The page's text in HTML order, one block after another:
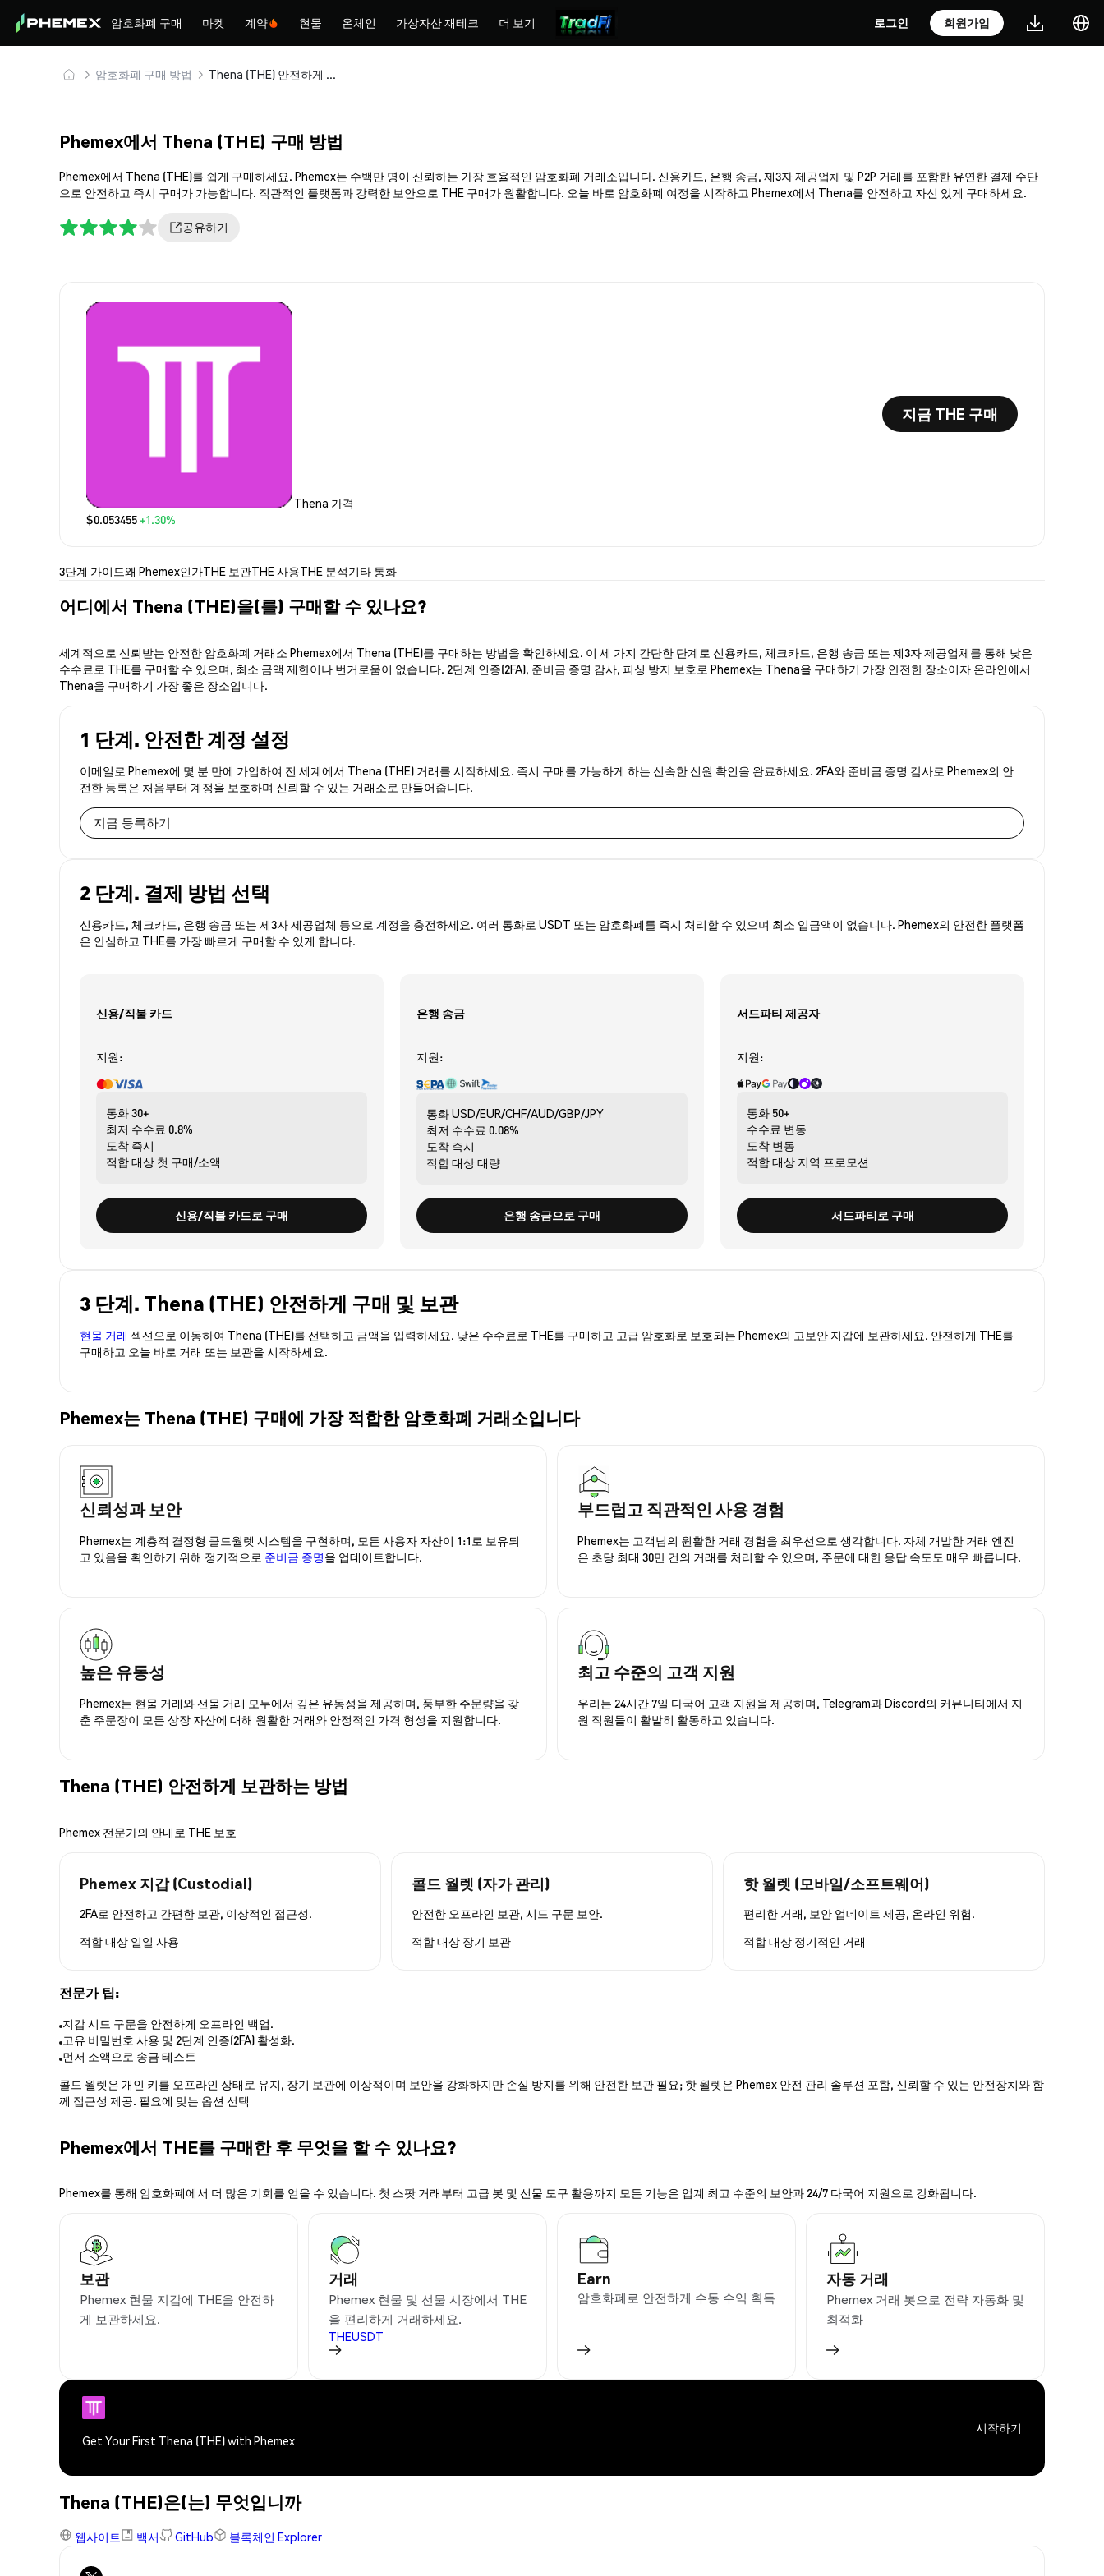
암호화폐 구매 마켓 계약 현물 온체인 가상자산 재테크 더 보기 로그인 회원가입
암호화폐 구매 방법 Thena (THE) 안전하게 구매 및 보관
Phemex에서 Thena (THE) 구매 방법
Phemex에서 Thena (THE)를 쉽게 구매하세요. Phemex는 수백만 명이 신뢰하는 가장 효율적인 암호화폐 거래소입니다. 신용카드, 은행 송금, 제3자 제공업체 및 P2P 거래를 포함한 유연한 결제 수단
으로 안전하고 즉시 구매가 가능합니다. 직관적인 플랫폼과 강력한 보안으로 THE 구매가 원활합니다. 오늘 바로 암호화폐 여정을 시작하고 Phemex에서 Thena를 안전하고 자신 있게 구매하세요.
공유하기
Thena 가격
$0.053455+1.30%
지금 THE 구매
3단계 가이드왜 Phemex인가THE 보관THE 사용THE 분석기타 통화
어디에서 Thena (THE)을(를) 구매할 수 있나요?
세계적으로 신뢰받는 안전한 암호화폐 거래소 Phemex에서 Thena (THE)를 구매하는 방법을 확인하세요. 이 세 가지 간단한 단계로 신용카드, 체크카드, 은행 송금 또는 제3자 제공업체를 통해 낮은
수수료로 THE를 구매할 수 있으며, 최소 금액 제한이나 번거로움이 없습니다. 2단계 인증(2FA), 준비금 증명 감사, 피싱 방지 보호로 Phemex는 Thena을 구매하기 가장 안전한 장소이자 온라인에서
Thena을 구매하기 가장 좋은 장소입니다.
1 단계. 안전한 계정 설정
이메일로 Phemex에 몇 분 만에 가입하여 전 세계에서 Thena (THE) 거래를 시작하세요. 즉시 구매를 가능하게 하는 신속한 신원 확인을 완료하세요. 2FA와 준비금 증명 감사로 Phemex의 안
전한 등록은 처음부터 계정을 보호하며 신뢰할 수 있는 거래소로 만들어줍니다.
지금 등록하기
2 단계. 결제 방법 선택
신용카드, 체크카드, 은행 송금 또는 제3자 제공업체 등으로 계정을 충전하세요. 여러 통화로 USDT 또는 암호화폐를 즉시 처리할 수 있으며 최소 입금액이 없습니다. Phemex의 안전한 플랫폼
은 안심하고 THE를 가장 빠르게 구매할 수 있게 합니다.
신용/직불 카드
지원:
통화30+
최저 수수료 0.8%
도착 즉시
적합 대상 첫 구매/소액
신용/직불 카드로 구매
은행 송금
지원:
통화USD/EUR/CHF/AUD/GBP/JPY
최저 수수료 0.08%
도착 즉시
적합 대상대량
은행 송금으로 구매
서드파티 제공자
지원:
통화 50+
수수료 변동
도착 변동
적합 대상 지역 프로모션
서드파티로 구매
3 단계. Thena (THE) 안전하게 구매 및 보관
현물 거래 섹션으로 이동하여 Thena (THE)를 선택하고 금액을 입력하세요. 낮은 수수료로 THE를 구매하고 고급 암호화로 보호되는 Phemex의 고보안 지갑에 보관하세요. 안전하게 THE를
구매하고 오늘 바로 거래 또는 보관을 시작하세요.
Phemex는 Thena (THE) 구매에 가장 적합한 암호화폐 거래소입니다
신뢰성과 보안
Phemex는 계층적 결정형 콜드월렛 시스템을 구현하며, 모든 사용자 자산이 1:1로 보유되
고 있음을 확인하기 위해 정기적으로 준비금 증명을 업데이트합니다.
부드럽고 직관적인 사용 경험
Phemex는 고객님의 원활한 거래 경험을 최우선으로 생각합니다. 자체 개발한 거래 엔진
은 초당 최대 30만 건의 거래를 처리할 수 있으며, 주문에 대한 응답 속도도 매우 빠릅니다.
높은 유동성
Phemex는 현물 거래와 선물 거래 모두에서 깊은 유동성을 제공하며, 풍부한 주문량을 갖
춘 주문장이 모든 상장 자산에 대해 원활한 거래와 안정적인 가격 형성을 지원합니다.
최고 수준의 고객 지원
우리는 24시간 7일 다국어 고객 지원을 제공하며, Telegram과 Discord의 커뮤니티에서 지
원 직원들이 활발히 활동하고 있습니다.
Thena (THE) 안전하게 보관하는 방법
Phemex 전문가의 안내로 THE 보호
Phemex 지갑 (Custodial)
2FA로 안전하고 간편한 보관, 이상적인 접근성.
적합 대상 일일 사용
콜드 월렛 (자가 관리)
안전한 오프라인 보관, 시드 구문 보안.
적합 대상 장기 보관
핫 월렛 (모바일/소프트웨어)
편리한 거래, 보안 업데이트 제공, 온라인 위험.
적합 대상 정기적인 거래
전문가 팁:
지갑 시드 구문을 안전하게 오프라인 백업.
고유 비밀번호 사용 및 2단계 인증(2FA) 활성화.
먼저 소액으로 송금 테스트
콜드 월렛은 개인 키를 오프라인 상태로 유지, 장기 보관에 이상적이며 보안을 강화하지만 손실 방지를 위해 안전한 보관 필요; 핫 월렛은 Phemex 안전 관리 솔루션 포함, 신뢰할 수 있는 안전장치와 함
께 접근성 제공. 필요에 맞는 옵션 선택
Phemex에서 THE를 구매한 후 무엇을 할 수 있나요?
Phemex를 통해 암호화폐에서 더 많은 기회를 얻을 수 있습니다. 첫 스팟 거래부터 고급 봇 및 선물 도구 활용까지 모든 기능은 업계 최고 수준의 보안과 24/7 다국어 지원으로 강화됩니다.
보관
Phemex 현물 지갑에 THE을 안전하
게 보관하세요.
거래
Phemex 현물 및 선물 시장에서 THE
을 편리하게 거래하세요.
THEUSDT
Earn
암호화폐로 안전하게 수동 수익 획득
자동 거래
Phemex 거래 봇으로 전략 자동화 및
최적화
Get Your First Thena (THE) with Phemex
시작하기
Thena (THE)은(는) 무엇입니까
웹사이트 백서 GitHub 블록체인 Explorer